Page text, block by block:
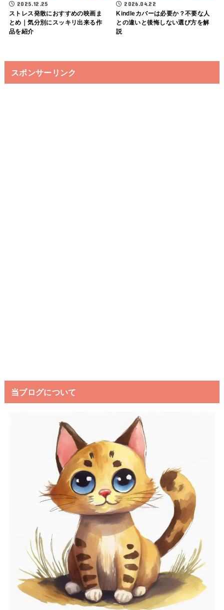
2025.12.25
ストレス発散におすすめの映画ま
とめ｜気分別にスッキリ出来る作
品を紹介
2026.04.22
Kindleカバーは必要か？不要な人
との違いと後悔しない選び方を解
説
スポンサーリンク
当ブログについて